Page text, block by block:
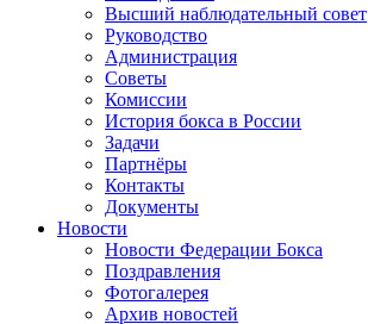
Высший наблюдательный совет
Руководство
Администрация
Советы
Комиссии
История бокса в России
Задачи
Партнёры
Контакты
Документы
Новости
Новости Федерации Бокса
Поздравления
Фотогалерея
Архив новостей